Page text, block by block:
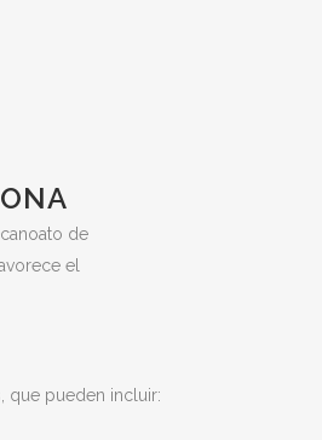
de
el
que pueden incluir: